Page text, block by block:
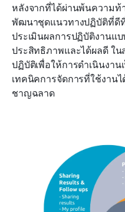
หลังจากที่ได้ผ่านพ้นความท้
พัฒนาชุดแนวทางปฏิบัติที่ดี
ประเมินผลการปฏิบัติงานแ
ประสิทธิภาพและได้ผลดี ใ
ปฏิบัติเพื่อให้การดำเนินงาน
เทคนิคการจัดการที่ใช้งาน
ชาญฉลาด